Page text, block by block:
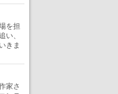
を担
、
きま
家さ